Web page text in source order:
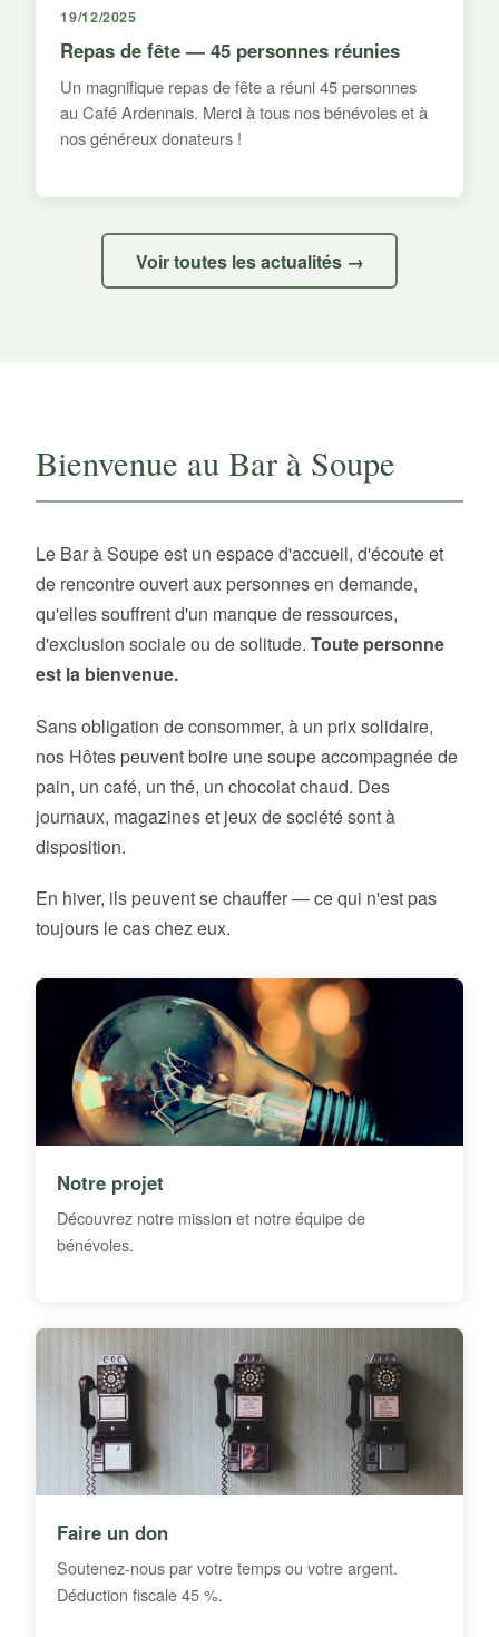
19/12/2025
Repas de fête — 45 personnes réunies
Un magnifique repas de fête a réuni 45 personnes
au Café Ardennais. Merci à tous nos bénévoles et à
nos généreux donateurs !
Voir toutes les actualités →
Bienvenue au Bar à Soupe
Le Bar à Soupe est un espace d'accueil, d'écoute et
de rencontre ouvert aux personnes en demande,
qu'elles souffrent d'un manque de ressources,
d'exclusion sociale ou de solitude. Toute personne
est la bienvenue.
Sans obligation de consommer, à un prix solidaire,
nos Hôtes peuvent boire une soupe accompagnée de
pain, un café, un thé, un chocolat chaud. Des
journaux, magazines et jeux de société sont à
disposition.
En hiver, ils peuvent se chauffer — ce qui n'est pas
toujours le cas chez eux.
Notre projet
Découvrez notre mission et notre équipe de
bénévoles.
Faire un don
Soutenez-nous par votre temps ou votre argent.
Déduction fiscale 45 %.